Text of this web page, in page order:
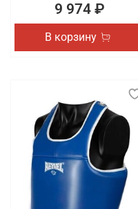
9 974 ₽
В корзину